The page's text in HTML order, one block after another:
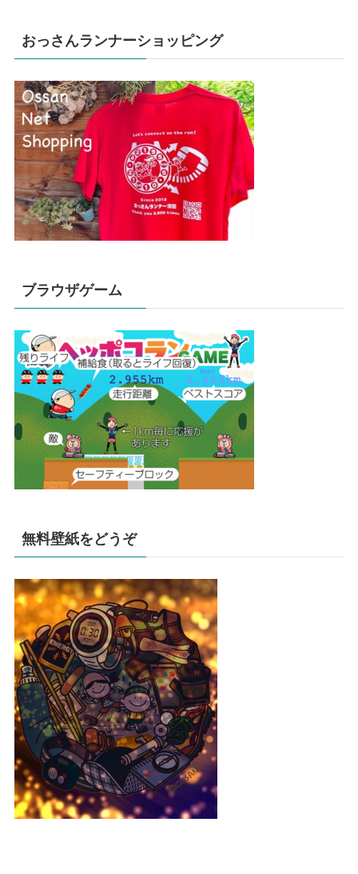
おっさんランナーショッピング
ブラウザゲーム
無料壁紙をどうぞ